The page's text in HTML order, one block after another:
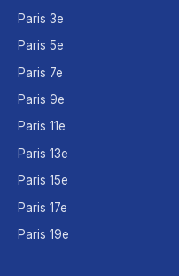
Paris 3e
Paris 5e
Paris 7e
Paris 9e
Paris 11e
Paris 13e
Paris 15e
Paris 17e
Paris 19e